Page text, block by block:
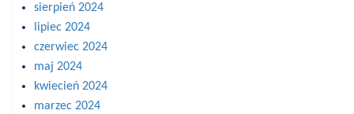
sierpień 2024
lipiec 2024
czerwiec 2024
maj 2024
kwiecień 2024
marzec 2024